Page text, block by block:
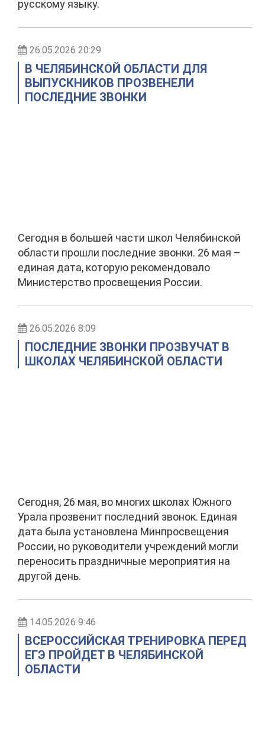
русскому языку.
26.05.2026 20:29
В ЧЕЛЯБИНСКОЙ ОБЛАСТИ ДЛЯ
ВЫПУСКНИКОВ ПРОЗВЕНЕЛИ
ПОСЛЕДНИЕ ЗВОНКИ
Сегодня в большей части школ Челябинской
области прошли последние звонки. 26 мая –
единая дата, которую рекомендовало
Министерство просвещения России.
26.05.2026 8:09
ПОСЛЕДНИЕ ЗВОНКИ ПРОЗВУЧАТ В
ШКОЛАХ ЧЕЛЯБИНСКОЙ ОБЛАСТИ
Сегодня, 26 мая, во многих школах Южного
Урала прозвенит последний звонок. Единая
дата была установлена Минпросвещения
России, но руководители учреждений могли
переносить праздничные мероприятия на
другой день.
14.05.2026 9:46
ВСЕРОССИЙСКАЯ ТРЕНИРОВКА ПЕРЕД
ЕГЭ ПРОЙДЕТ В ЧЕЛЯБИНСКОЙ
ОБЛАСТИ